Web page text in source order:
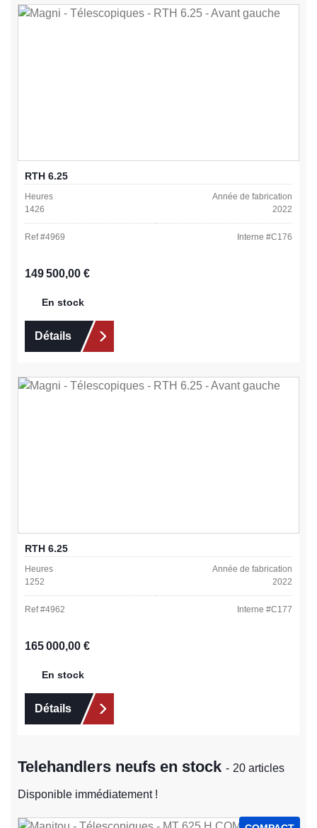
RTH 6.25
Heures
1426
Année de fabrication
2022
Ref #4969 Interne #C176
Prix régulier :
149 500,00 €
En stock
Détails
RTH 6.25
Heures
1252
Année de fabrication
2022
Ref #4962 Interne #C177
Prix régulier :
165 000,00 €
En stock
Détails
Telehandlers neufs en stock- 20 articles
Disponible immédiatement !